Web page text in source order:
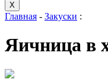
X
Главная - Закуски :
Яичница в